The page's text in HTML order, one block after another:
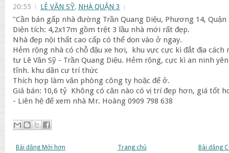
20:55 LÊ VĂN SỸ, NHÀ QUẬN 3
"Cần bán gấp nhà đường Trần Quang Diệu, Phương 14, Quận
Diện tích: 4,2x17m gồm trệt 3 lầu nhà mới rất đẹp.
Nhà đẹp nội thất cao cấp có thể dọn vào ở ngay.
Hẻm rộng nhà có chỗ đậu xe hơi, khu vực cực kì đắt địa cách
tư Lê Văn Sỹ - Trần Quang Diệu. Hẻm rộng, cực kì an ninh yên
tĩnh. khu dân cư trí thức
Thích hợp làm văn phòng công ty hoặc để ở.
Giá bán: 10,6 tỷ Không có căn nào có vị trí đẹp hơn, giá tốt
- Liên hệ để xem nhà Mr. Hoàng 0909 798 638
Bài đăng Mới hơn Bài đăng
Trang chủ